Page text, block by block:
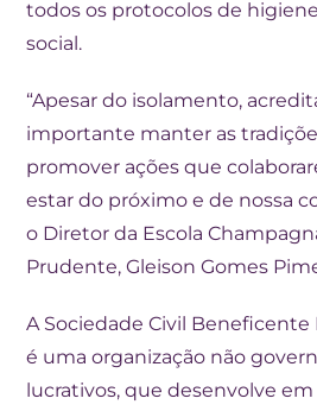
todos os protocolos de
social.
“Apesar do isolamento,
importante manter as
promover ações que
estar do próximo e de nossa
o Diretor da Escola
Prudente, Gleison Gomes
A Sociedade Civil Beneficente
é uma organização não
lucrativos, que desenvolve